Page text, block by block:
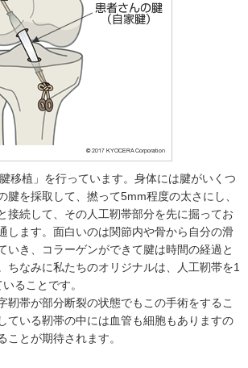
移植」を行っています。身体には腱がいくつ
腱を採取して、撚って5mm程度の太さにし、
接続して、その人工靭帯部分を先に掘ってお
します。面白いのは関節内や骨から自分の滑
いき、コラーゲンができて腱は時間の経過と
ちなみに私たちのオリジナルは、人工靭帯を1
ることです。
靭帯が部分断裂の状態でもこの手術をするこ
ている靭帯の中には血管も細胞もありますの
ことが期待されます。